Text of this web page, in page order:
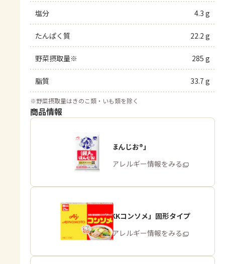
塩分 4.3 g
たんぱく質 22.2 g
野菜摂取量※ 285 g
脂質 33.7 g
※野菜摂取量はきのこ類・いも類を除く
商品情報
「瀬戸のほんじお®」
商品・アレルギー情報をみる
「味の素KKコンソメ」固形タイプ
商品・アレルギー情報をみる